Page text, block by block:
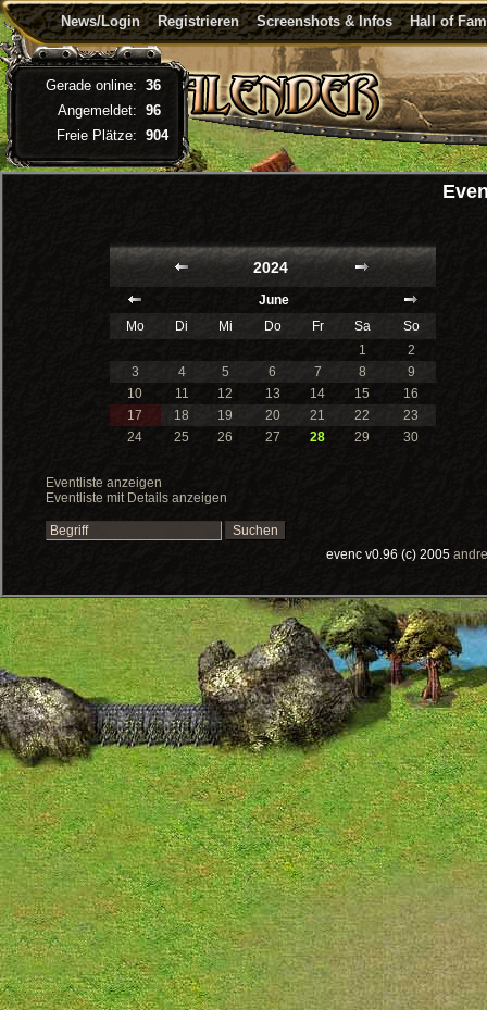
News/Login Registrieren Screenshots & Infos Hall of
2024
June
Mo
Di Mi Do Fr Sa
So
1
2
3
4 5 6 7 8
9
10
11 12 13 14 15
16
17
18 19 20 21 22
23
24
25 26 27 28 29 30
Eventliste anzeigen
Eventliste mit Details anzeigen
evenc v0.96 (c) 2005
Gerade online: 36
Angemeldet: 96
Freie Plätze: 904